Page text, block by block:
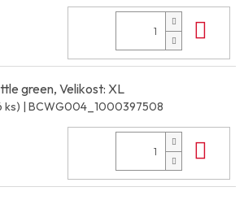
green, Velikost: XL
ks) | BCWG004_1000397508